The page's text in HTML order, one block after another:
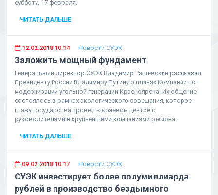
субботу, 17 февраля.
ЧИТАТЬ ДАЛЬШЕ
12.02.2018 10:14 Новости СУЭК
Заложить мощный фундамент
Генеральный директор СУЭК Владимир Рашевский рассказал
Президенту России Владимиру Путину о планах Компании по
модернизации угольной генерации Красноярска. Их общение
состоялось в рамках экологического совещания, которое
глава государства провел в краевом центре с
руководителями и крупнейшими компаниями региона.
ЧИТАТЬ ДАЛЬШЕ
09.02.2018 10:17 Новости СУЭК
СУЭК инвестирует более полумиллиарда
рублей в производство бездымного